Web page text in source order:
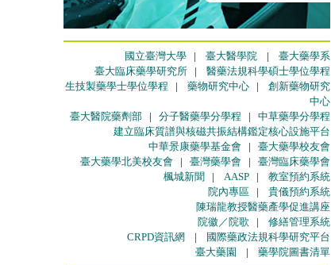
國立臺灣大學| 臺大醫學院| 臺大藥學系
臺大臨床藥學研究所| 醫藥法規科學碩士學位學程
生技製藥學士學位學程 | 藥物研究中心| 創新藥物研究
中心
臺大醫院藥劑部| 分子醫藥學分學程 | 中草藥學分學程
建立臨床質譜與核磁共振結構鑑定核心設施平台
中華景康藥學基金會| 臺大藥學校友會
臺大藥學北美校友會| 臺灣藥學會| 臺灣臨床藥學會
楓城新聞 | AASP| 教室預約系統
院內專區| 貴儀預約系統
陳瑞龍教授醫藥產學促進講座
院徽／院歌 | 修繕管理系統
CRPD資訊網 |
國際藥政法規科學研究平台
臺大藥園 | 藥學院圖書清單